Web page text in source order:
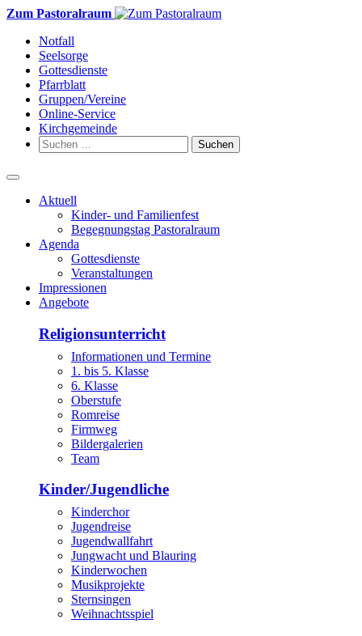
Weiter
Inhalt
Zum Pastoralraum
Notfall
Seelsorge
Gottesdienste
Pfarrblatt
Gruppen/Vereine
Online-Service
Kirchgemeinde
Suchen
nach:
Aktuell
Kinder- und Familienfest
Begegnungstag Pastoralraum
Agenda
Gottesdienste
Veranstaltungen
Impressionen
Angebote
Religionsunterricht
Informationen und Termine
1. bis 5. Klasse
6. Klasse
Oberstufe
Romreise
Firmweg
Bildergalerien
Team
Kinder/Jugendliche
Kinderchor
Jugendreise
Jugendwallfahrt
Jungwacht und Blauring
Kinderwochen
Musikprojekte
Sternsingen
Weihnachtsspiel